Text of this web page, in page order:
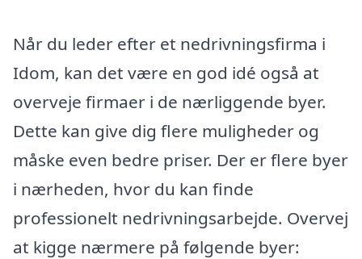
Når du leder efter et nedrivningsfirma i
Idom, kan det være en god idé også at
overveje firmaer i de nærliggende byer.
Dette kan give dig flere muligheder og
måske even bedre priser. Der er flere byer
i nærheden, hvor du kan finde
professionelt nedrivningsarbejde. Overvej
at kigge nærmere på følgende byer: